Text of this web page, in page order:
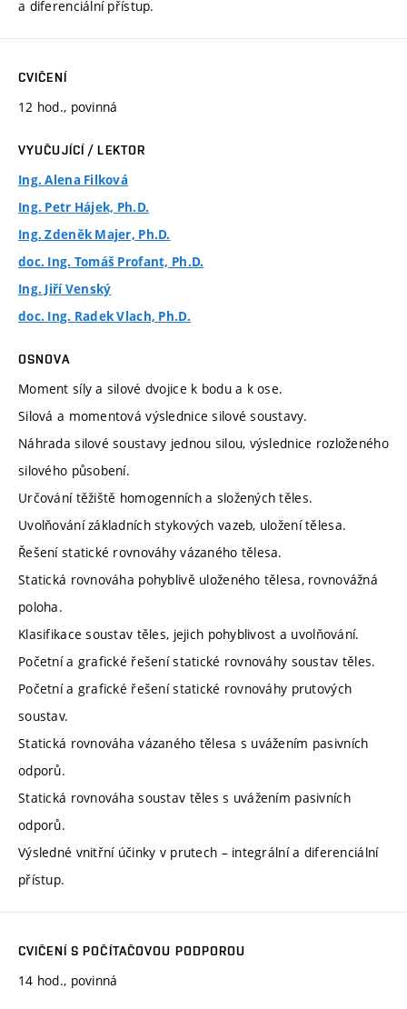
a diferenciální přístup.
CVIČENÍ
12 hod., povinná
VYUČUJÍCÍ / LEKTOR
Ing. Alena Filková
Ing. Petr Hájek, Ph.D.
Ing. Zdeněk Majer, Ph.D.
doc. Ing. Tomáš Profant, Ph.D.
Ing. Jiří Venský
doc. Ing. Radek Vlach, Ph.D.
OSNOVA
Moment síly a silové dvojice k bodu a k ose.
Silová a momentová výslednice silové soustavy.
Náhrada silové soustavy jednou silou, výslednice rozloženého
silového působení.
Určování těžiště homogenních a složených těles.
Uvolňování základních stykových vazeb, uložení tělesa.
Řešení statické rovnováhy vázaného tělesa.
Statická rovnováha pohyblivě uloženého tělesa, rovnovážná
poloha.
Klasifikace soustav těles, jejich pohyblivost a uvolňování.
Početní a grafické řešení statické rovnováhy soustav těles.
Početní a grafické řešení statické rovnováhy prutových
soustav.
Statická rovnováha vázaného tělesa s uvážením pasivních
odporů.
Statická rovnováha soustav těles s uvážením pasivních
odporů.
Výsledné vnitřní účinky v prutech – integrální a diferenciální
přístup.
CVIČENÍ S POČÍTAČOVOU PODPOROU
14 hod., povinná